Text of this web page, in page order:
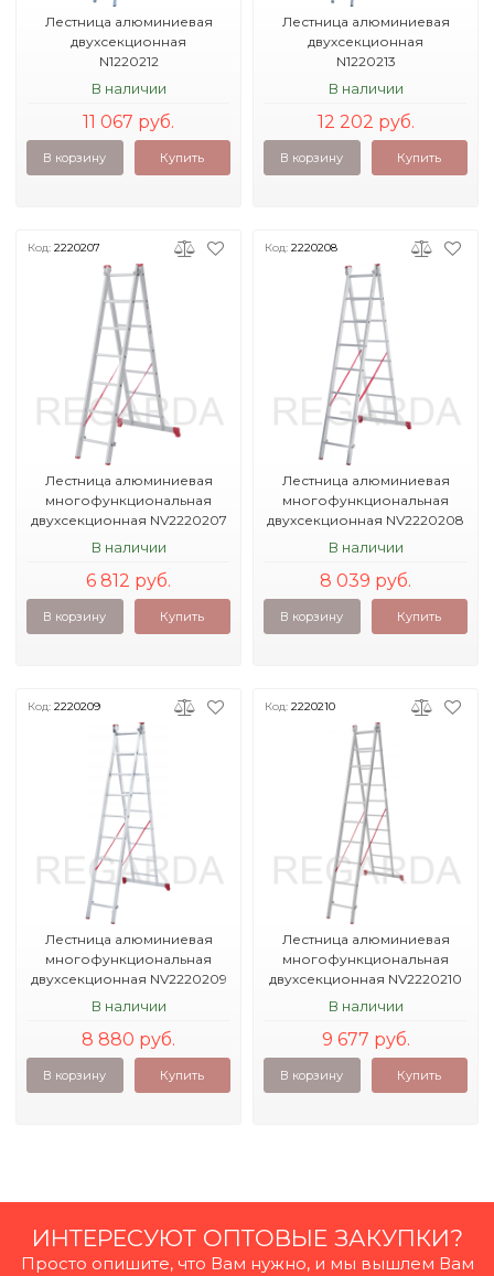
Лестница алюминиевая
двухсекционная
N1220212
В наличии
11 067 руб.
В корзину Купить
Лестница алюминиевая
двухсекционная
N1220213
В наличии
12 202 руб.
В корзину Купить
Код: 2220207
Лестница алюминиевая
многофункциональная
двухсекционная NV2220207
В наличии
6 812 руб.
В корзину Купить
Код: 2220208
Лестница алюминиевая
многофункциональная
двухсекционная NV2220208
В наличии
8 039 руб.
В корзину Купить
Код: 2220209
Лестница алюминиевая
многофункциональная
двухсекционная NV2220209
В наличии
8 880 руб.
В корзину Купить
Код: 2220210
Лестница алюминиевая
многофункциональная
двухсекционная NV2220210
В наличии
9 677 руб.
В корзину Купить
ИНТЕРЕСУЮТ ОПТОВЫЕ ЗАКУПКИ?
Просто опишите, что Вам нужно, и мы вышлем Вам